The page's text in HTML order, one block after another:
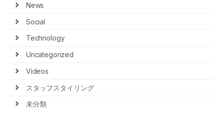
News
Social
Technology
Uncategorized
Videos
スタッフスタイリング
未分類